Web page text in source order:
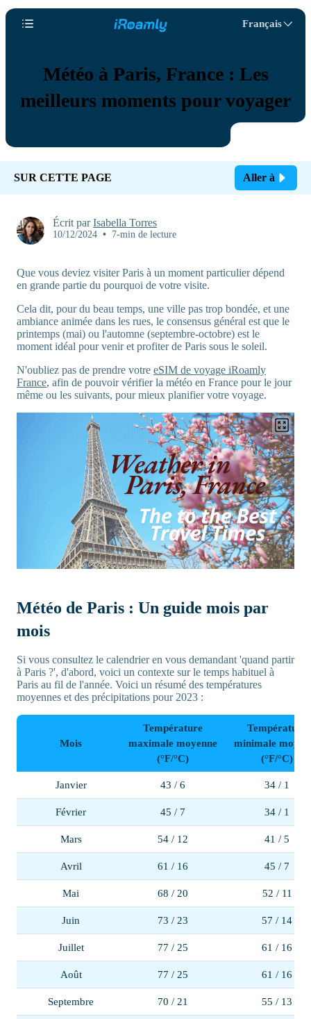
Français
Météo à Paris, France : Les
meilleurs moments pour voyager
SUR CETTE PAGE Aller à
Écrit parIsabella Torres
10/12/2024 • 7-min de lecture
Que vous deviez visiter Paris à un moment particulier dépend
en grande partie du pourquoi de votre visite.
Cela dit, pour du beau temps, une ville pas trop bondée, et une
ambiance animée dans les rues, le consensus général est que le
printemps (mai) ou l'automne (septembre-octobre) est le
moment idéal pour venir et profiter de Paris sous le soleil.
N'oubliez pas de prendre votre eSIM de voyage iRoamly
France, afin de pouvoir vérifier la météo en France pour le jour
même ou les suivants, pour mieux planifier votre voyage.
Météo de Paris : Un guide mois par
mois
Si vous consultez le calendrier en vous demandant 'quand partir
à Paris ?', d'abord, voici un contexte sur le temps habituel à
Paris au fil de l'année. Voici un résumé des températures
moyennes et des précipitations pour 2023 :
Mois
Température
maximale moyenne
(°F/°C)
Température
minimale
(°F/°C)
Janvier 43 / 6 34 / 1
Février 45 / 7 34 / 1
Mars 54 / 12 41 / 5
Avril 61 / 16 45 / 7
Mai 68 / 20 52 / 11
Juin 73 / 23 57 / 14
Juillet 77 / 25 61 / 16
Août 77 / 25 61 / 16
Septembre 70 / 21 55 / 13